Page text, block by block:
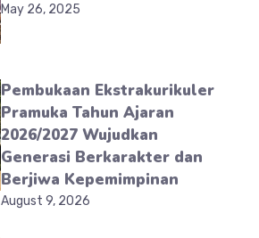
May 26, 2025
Pembukaan Ekstrakurikuler
Pramuka Tahun Ajaran
2026/2027 Wujudkan
Generasi Berkarakter dan
Berjiwa Kepemimpinan
August 9, 2026